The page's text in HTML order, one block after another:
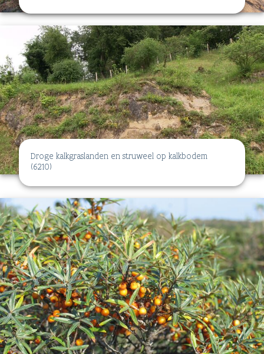
Droge kalkgraslanden en struweel op kalkbodem
(6210)